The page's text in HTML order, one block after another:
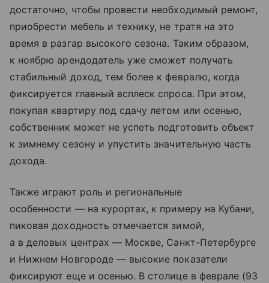
достаточно, чтобы провести необходимый ремонт,
приобрести мебель и технику, не тратя на это
время в разгар высокого сезона. Таким образом,
к ноябрю арендодатель уже сможет получать
стабильный доход, тем более к февралю, когда
фиксируется главный всплеск спроса. При этом,
покупая квартиру под сдачу летом или осенью,
собственник может не успеть подготовить объект
к зимнему сезону и упустить значительную часть
дохода.
Также играют роль и региональные
особенности — на курортах, к примеру на Кубани,
пиковая доходность отмечается зимой,
а в деловых центрах — Москве, Санкт-Петербурге
и Нижнем Новгороде — высокие показатели
фиксируют еще и осенью. В столице в феврале (93